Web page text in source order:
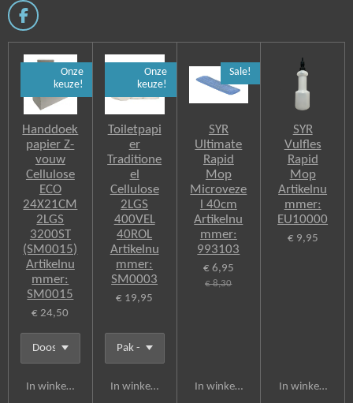
F
e
Onze
keuze!
Handdoek
papier Z-
vouw
Cellulose
ECO
24X21CM
2LGS
3200ST
(SM0015)
Artikelnu
mmer:
SM0015
€ 24,50
In winkelwagen
Onze
keuze!
Toiletpapi
er
Traditione
el
Cellulose
2LGS
400VEL
40ROL
Artikelnu
mmer:
SM0003
€ 19,95
In winkelwagen
Sale!
SYR
Ultimate
Rapid
Mop
Microveze
l 40cm
Artikelnu
mmer:
993103
€ 6,95
€ 8,30
In winkelwagen
SYR
Vulfles
Rapid
Mop
Artikelnu
mmer:
EU10000
€ 9,95
In winkelwagen